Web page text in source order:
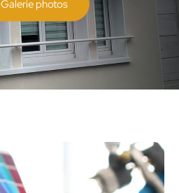
Galerie photos